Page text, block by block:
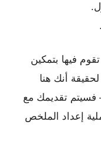
فيها بتمكين
أنك هنا
فسيتم تقديمك مع
إعداد الملخص